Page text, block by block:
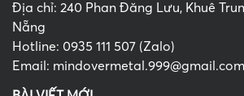
Địa chỉ: 240 Phan Đăng Lưu, Khuê
Nẵng
Hotline: 0935 111 507 (Zalo)
Email: mindovermetal.999@gmail.com